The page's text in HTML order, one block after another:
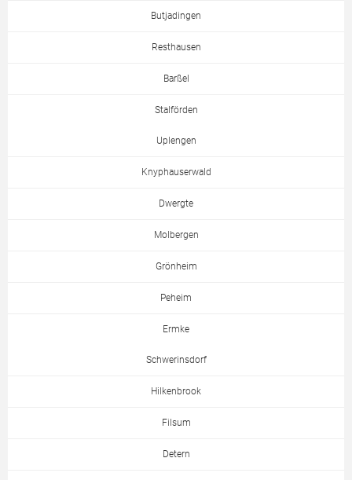
Butjadingen
Resthausen
Barßel
Stalförden
Uplengen
Knyphauserwald
Dwergte
Molbergen
Grönheim
Peheim
Ermke
Schwerinsdorf
Hilkenbrook
Filsum
Detern